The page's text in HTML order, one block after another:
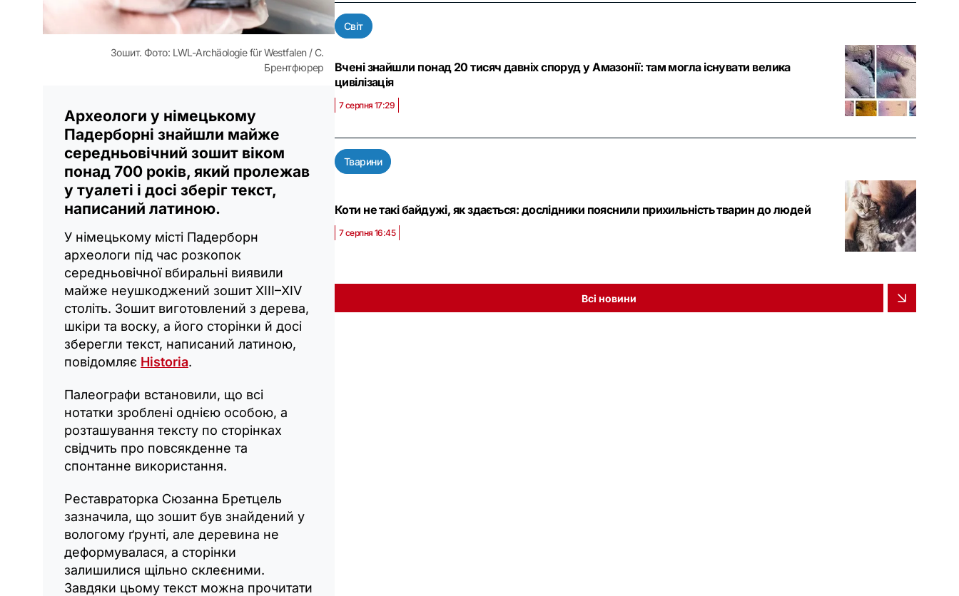
Зошит. Фото: LWL-Archäologie für Westfalen / С.
Брентфюрер
Археологи у німецькому
Падерборні знайшли майже
середньовічний зошит віком
понад 700 років, який пролежав
у туалеті і досі зберіг текст,
написаний латиною.
У німецькому місті Падерборн
археологи під час розкопок
середньовічної вбиральні виявили
майже неушкоджений зошит XIII–XIV
століть. Зошит виготовлений з дерева,
шкіри та воску, а його сторінки й досі
зберегли текст, написаний латиною,
повідомляє Historia.
Палеографи встановили, що всі
нотатки зроблені однією особою, а
розташування тексту по сторінках
свідчить про повсякденне та
спонтанне використання.
Реставраторка Сюзанна Бретцель
зазначила, що зошит був знайдений у
вологому ґрунті, але деревина не
деформувалася, а сторінки
залишилися щільно склеєними.
Завдяки цьому текст можна прочитати
Світ
Вчені знайшли понад 20 тисяч давніх споруд у Амазонії: там могла існувати велика
цивілізація
7 серпня 17:29
Тварини
Коти не такі байдужі, як здається: дослідники пояснили прихильність тварин до людей
7 серпня 16:45
Всі новини